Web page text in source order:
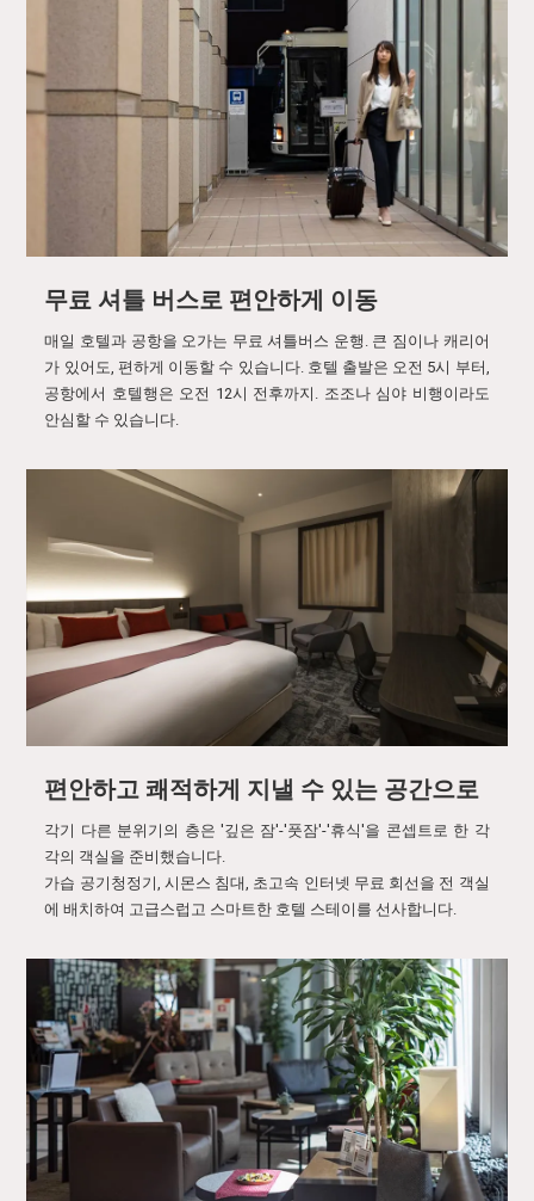
무료 셔틀 버스로 편안하게 이동
매일 호텔과 공항을 오가는 무료 셔틀버스 운행. 큰 짐이나 캐리어
가 있어도, 편하게 이동할 수 있습니다. 호텔 출발은 오전 5시 부터,
공항에서 호텔행은 오전 12시 전후까지. 조조나 심야 비행이라도
안심할 수 있습니다.
편안하고 쾌적하게 지낼 수 있는 공간으로
각기 다른 분위기의 층은 '깊은 잠'-'풋잠'-'휴식'을 콘셉트로 한 각
각의 객실을 준비했습니다.
가습 공기청정기, 시몬스 침대, 초고속 인터넷 무료 회선을 전 객실
에 배치하여 고급스럽고 스마트한 호텔 스테이를 선사합니다.